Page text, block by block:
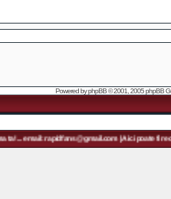
Powered byphpBB© 2001, 2005 phpBB
email: rapidfans@gmail.com | Aici poate fi